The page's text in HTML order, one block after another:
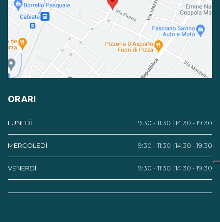
ORARI
LUNEDÌ 9:30 - 11:30 | 14:30 - 19:30
MERCOLEDÌ 9:30 - 11:30 | 14:30 - 19:30
VENERDÌ 9:30 - 11:30 | 14:30 - 19:30